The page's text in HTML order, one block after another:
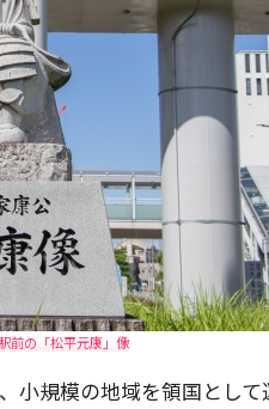
前の「松平元康」像
小規模の地域を領国とし